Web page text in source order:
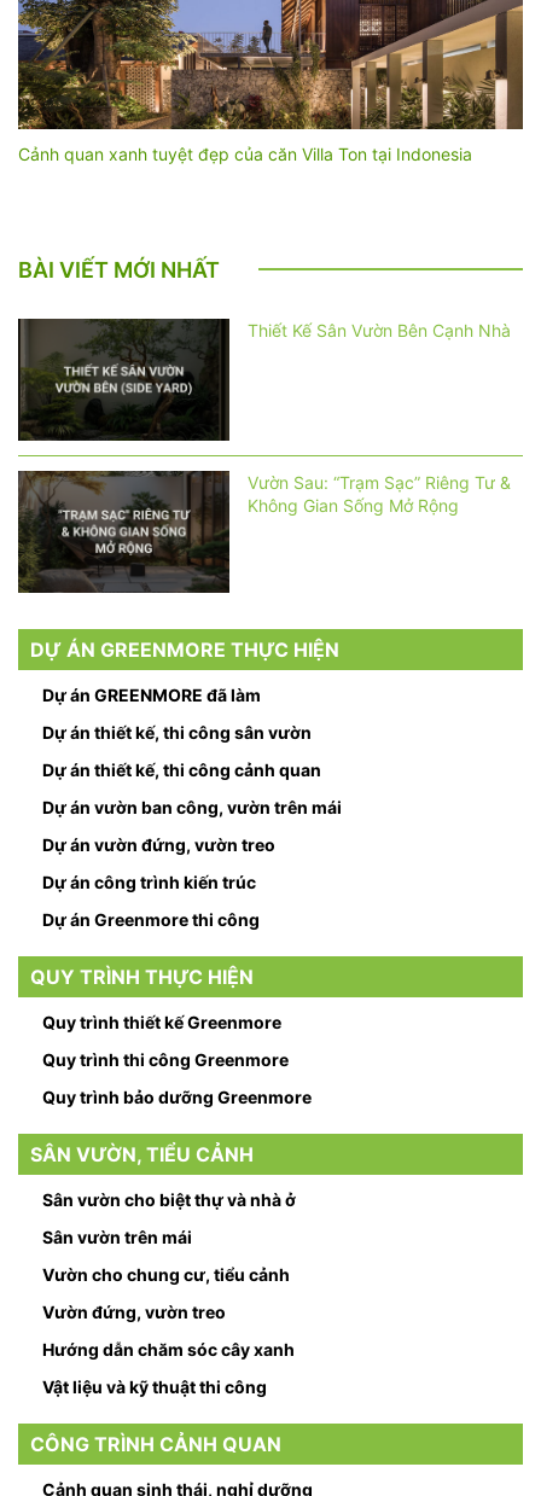
Cảnh quan xanh tuyệt đẹp của căn Villa Ton tại Indonesia
BÀI VIẾT MỚI NHẤT
Thiết Kế Sân Vườn Bên Cạnh Nhà
Vườn Sau: “Trạm Sạc” Riêng Tư &
Không Gian Sống Mở Rộng
DỰ ÁN GREENMORE THỰC HIỆN
Dự án GREENMORE đã làm
Dự án thiết kế, thi công sân vườn
Dự án thiết kế, thi công cảnh quan
Dự án vườn ban công, vườn trên mái
Dự án vườn đứng, vườn treo
Dự án công trình kiến trúc
Dự án Greenmore thi công
QUY TRÌNH THỰC HIỆN
Quy trình thiết kế Greenmore
Quy trình thi công Greenmore
Quy trình bảo dưỡng Greenmore
SÂN VƯỜN, TIỂU CẢNH
Sân vườn cho biệt thự và nhà ở
Sân vườn trên mái
Vườn cho chung cư, tiểu cảnh
Vườn đứng, vườn treo
Hướng dẫn chăm sóc cây xanh
Vật liệu và kỹ thuật thi công
CÔNG TRÌNH CẢNH QUAN
Cảnh quan sinh thái, nghỉ dưỡng